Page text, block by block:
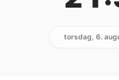
torsdag, 6.